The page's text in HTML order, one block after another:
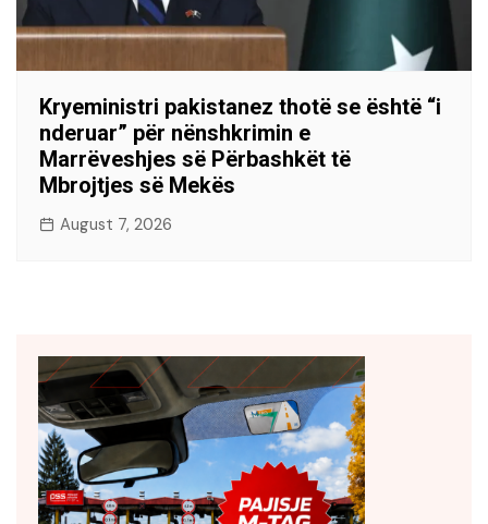
Kryeministri pakistanez thotë se është “i
nderuar” për nënshkrimin e
Marrëveshjes së Përbashkët të
Mbrojtjes së Mekës
August 7, 2026